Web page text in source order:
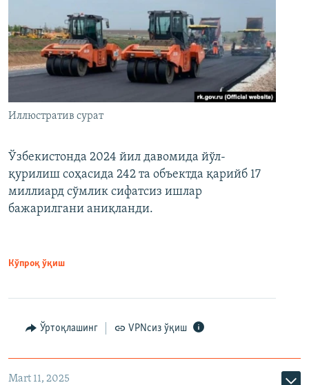
Иллюстратив сурат
Ўзбекистонда 2024 йил давомида йўл-
қурилиш соҳасида 242 та объектда қарийб 17
миллиард сўмлик сифатсиз ишлар
бажарилгани аниқланди.
Кўпроқ ўқиш
Ўртоқлашинг VPNсиз ўқиш
Mart 11, 2025